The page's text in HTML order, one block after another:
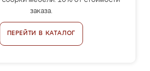
заказа.
ПЕРЕЙТИ В КАТАЛОГ